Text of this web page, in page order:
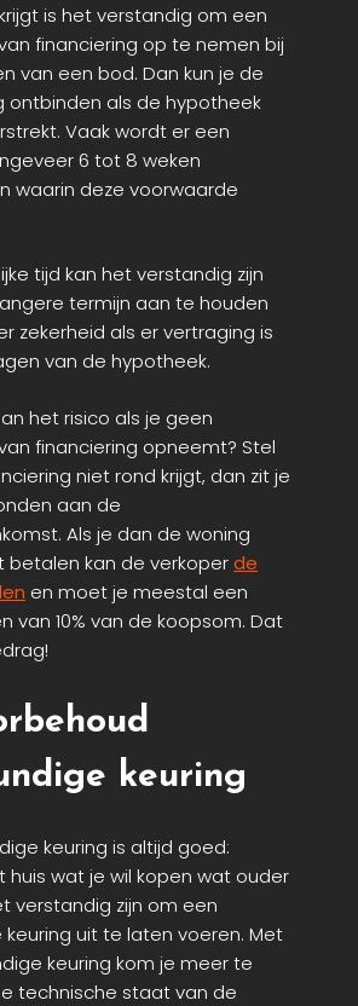
is het verstandig om een
financiering op te nemen bij
van een bod. Dan kun je de
ontbinden als de hypotheek
Vaak wordt er een
6 tot 8 weken
waarin deze voorwaarde
tijd kan het verstandig zijn
termijn aan te houden
zekerheid als er vertraging is
van de hypotheek.
het risico als je geen
financiering opneemt? Stel
niet rond krijgt, dan zit je
aan de
Als je dan de woning
betalen kan de verkoperde
en moet je meestal een
van 10% van de koopsom. Dat
keuring
keuring is altijd goed:
huis wat je wil kopen wat ouder
verstandig zijn om een
uit te laten voeren. Met
keuring kom je meer te
technische staat van de